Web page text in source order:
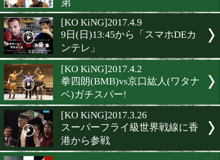
[世界戦特集]2017.4.23
横浜で育つ史上最高のホー
弟
[KO KiNG]2017.4.9
9日(日)13:45から「スマホ
ンテレ」
[KO KiNG]2017.4.2